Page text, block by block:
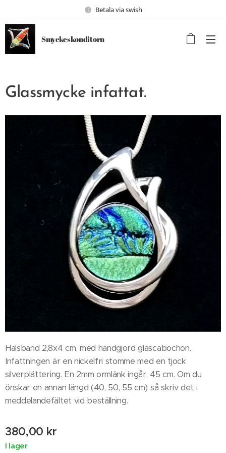
Betala via swish
Smyckeskonditorn
Glassmycke infattat.
Halsband 2,8x4 cm, med handgjord glascabochon.
Infattningen är en nickelfri stomme med en tjock
silverplättering. En 2mm ormlänk ingår, 45 cm. Om du
önskar en annan längd (40, 50, 55 cm) så skriv det i
meddelandefältet vid beställning.
380,00 kr
I lager